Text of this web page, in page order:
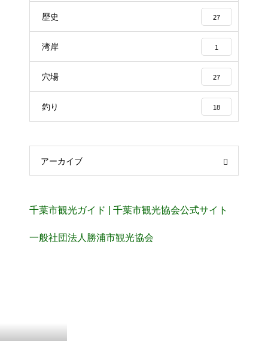
歴史 27
湾岸 1
穴場 27
釣り 18
アーカイブ
千葉市観光ガイド | 千葉市観光協会公式サイト
一般社団法人勝浦市観光協会